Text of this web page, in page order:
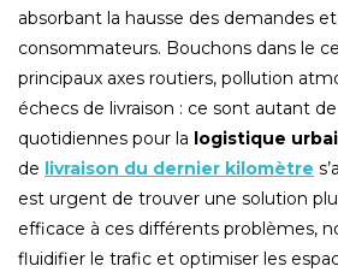
absorbant la hausse des demandes
consommateurs. Bouchons dans le
principaux axes routiers, pollution
échecs de livraison : ce sont autant
quotidiennes pour la logistique
de livraison du dernier kilomètre
est urgent de trouver une solution
efficace à ces différents problèmes,
fluidifier le trafic et optimiser les